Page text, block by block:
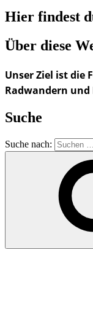
Hier findest
Über diese
Unser Ziel ist die
Radwandern und
Suche
Suche nach: